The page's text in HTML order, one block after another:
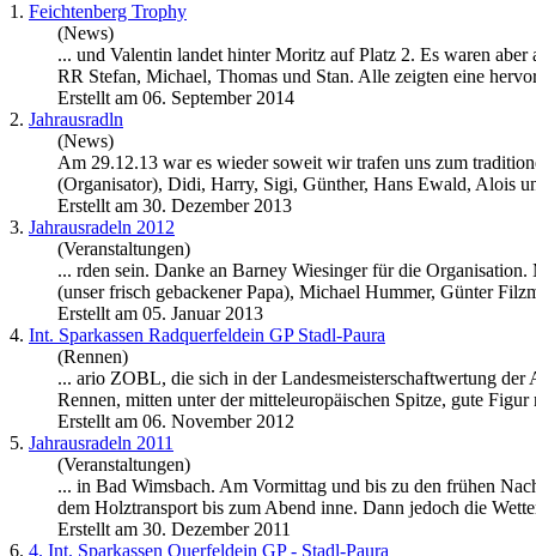
1. Feichtenberg Trophy
(News)
... und Valentin landet hinter Moritz auf Platz 2. Es waren
RR Stefan, Michael, Thomas und Stan. Alle zeigten eine
Erstellt am 06. September 2014
2. Jahrausradln
(News)
Am 29.12.13 war es wieder soweit wir trafen uns zum
(Organisator), Didi, Harry, Sigi, Günther, Hans Ewald, Alois
Erstellt am 30. Dezember 2013
3. Jahrausradeln 2012
(Veranstaltungen)
... rden sein. Danke an Barney Wiesinger für die
(unser frisch gebackener Papa), Michael Hummer, Günter
Erstellt am 05. Januar 2013
4. Int. Sparkassen Radquerfeldein GP Stadl-Paura
(Rennen)
... ario ZOBL, die sich in der Landesmeisterschaftwertung
Rennen, mitten unter der mitteleuropäischen Spitze, gute Figur
Erstellt am 06. November 2012
5. Jahrausradeln 2011
(Veranstaltungen)
... in Bad Wimsbach. Am Vormittag und bis zu den frühen
dem Holztransport bis zum Abend inne. Dann jedoch die
Erstellt am 30. Dezember 2011
6. 4. Int. Sparkassen Querfeldein GP - Stadl-Paura